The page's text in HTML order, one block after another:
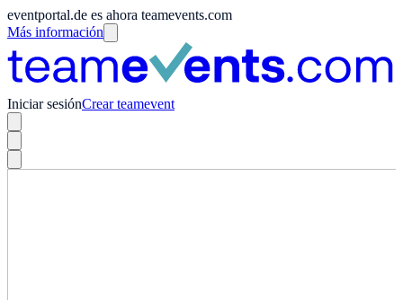
eventportal.de es ahora teamevents.com
Más información
Iniciar sesiónCrear teamevent